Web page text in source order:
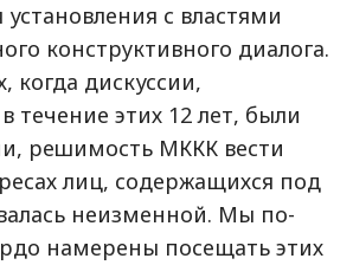
установления с властями
конструктивного диалога.
когда дискуссии,
течение этих 12 лет, были
решимость МККК вести
лиц, содержащихся под
неизменной. Мы по-
намерены посещать этих